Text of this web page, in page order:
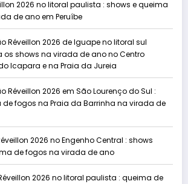
2026 no litoral paulista : shows e queima
de ano em Peruíbe
Réveillon 2026 de Iguape no litoral sul
os shows na virada de ano no Centro
Icapara e na Praia da Jureia
Réveillon 2026 em São Lourenço do Sul :
de fogos na Praia da Barrinha na virada de
2026 no Engenho Central : shows
de fogos na virada de ano
2026 no litoral paulista : queima de